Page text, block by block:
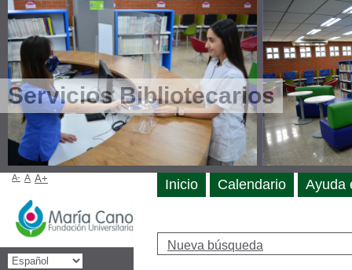
Servicios Bibliotecarios
Nueva búsqueda
Inicio Calendario Ayuda
A- A A+